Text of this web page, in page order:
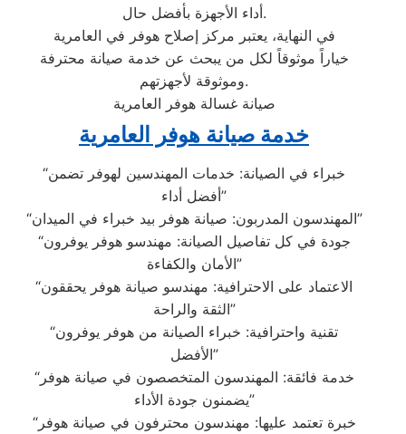
أداء الأجهزة بأفضل حال.
في النهاية، يعتبر مركز إصلاح هوفر في العامرية
خياراً موثوقاً لكل من يبحث عن خدمة صيانة محترفة
وموثوقة لأجهزتهم.
صيانة غسالة هوفر العامرية
خدمة صيانة هوفر العامرية
“خبراء في الصيانة: خدمات المهندسين لهوفر تضمن
أفضل أداء”
“المهندسون المدربون: صيانة هوفر بيد خبراء في الميدان”
“جودة في كل تفاصيل الصيانة: مهندسو هوفر يوفرون
الأمان والكفاءة”
“الاعتماد على الاحترافية: مهندسو صيانة هوفر يحققون
الثقة والراحة”
“تقنية واحترافية: خبراء الصيانة من هوفر يوفرون
الأفضل”
“خدمة فائقة: المهندسون المتخصصون في صيانة هوفر
يضمنون جودة الأداء”
“خبرة تعتمد عليها: مهندسون محترفون في صيانة هوفر